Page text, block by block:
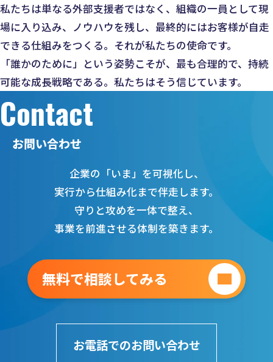
私たちは単なる外部支援者ではなく、組織の一員として現
場に入り込み、ノウハウを残し、最終的にはお客様が自走
できる仕組みをつくる。それが私たちの使命です。
「誰かのために」という姿勢こそが、最も合理的で、持続
可能な成長戦略である。私たちはそう信じています。
Contact
お問い合わせ
企業の「いま」を可視化し、
実行から仕組み化まで伴走します。
守りと攻めを一体で整え、
事業を前進させる体制を築きます。
無料で相談してみる
お電話でのお問い合わせ